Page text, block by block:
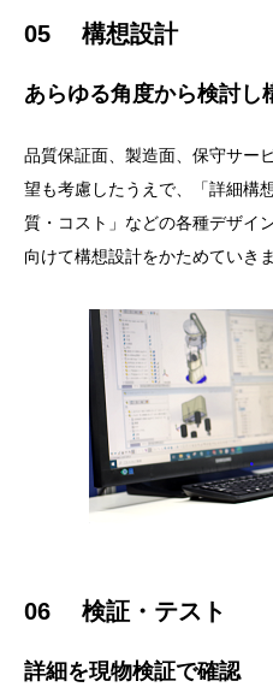
05 構想設計
あらゆる角度から検討し
品質保証面、製造面、保守サー
望も考慮したうえで、「詳細構
質・コスト」などの各種デザイ
向けて構想設計をかためていきま
06 検証・テスト
詳細を現物検証で確認